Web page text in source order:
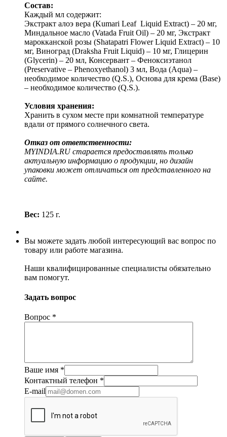
Состав:
Каждый мл содержит:
Экстракт алоэ вера (Kumari Leaf Liquid Extract) – 20 мг,
Миндальное масло (Vatada Fruit Oil) – 20 мг, Экстракт
марокканской розы (Shatapatri Flower Liquid Extract) – 10
мг, Виноград (Draksha Fruit Liquid) – 10 мг, Глицерин
(Glycerin) – 20 мл, Консервант – Феноксиэтанол
(Preservative – Phenoxyethanol) 3 мл, Вода (Aqua) –
необходимое количество (Q.S.), Основа для крема (Base)
– необходимое количество (Q.S.).
Условия хранения:
Хранить в сухом месте при комнатной температуре
вдали от прямого солнечного света.
Отказ от ответственности:
MYINDIA.RU старается предоставлять только
актуальную информацию о продукции, но дизайн
упаковки может отличаться от представленного на
сайте.
Вес: 125 г.
Вы можете задать любой интересующий вас вопрос по
товару или работе магазина.
Наши квалифицированные специалисты обязательно
вам помогут.
Задать вопрос
Вопрос *
Ваше имя *
Контактный телефон *
E-mail